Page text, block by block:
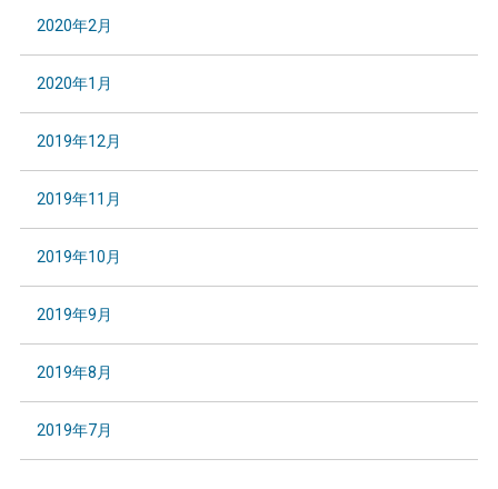
2020年2月
2020年1月
2019年12月
2019年11月
2019年10月
2019年9月
2019年8月
2019年7月